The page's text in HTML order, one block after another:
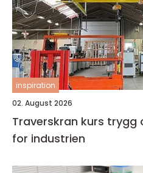
inspiration
02. August 2026
Traverskran kurs trygg og riktig opplæring
for industrien